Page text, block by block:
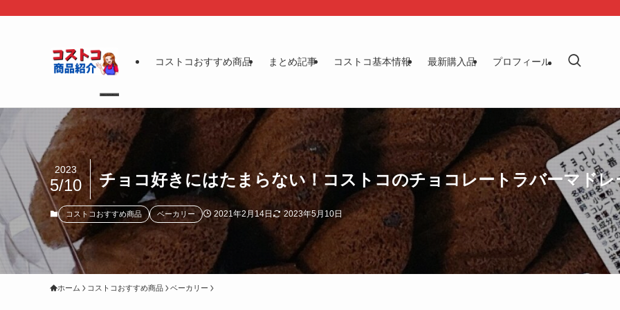
コストコおすすめ商品 まとめ記事 コストコ基本情報 最新購入品 プロフィール
チョコ好きにはたまらない！コストコのチョコレートラバーマドレ
2023
5/10
コストコおすすめ商品 ベーカリー 2021年2月14日 2023年5月10日
ホーム コストコおすすめ商品 ベーカリー